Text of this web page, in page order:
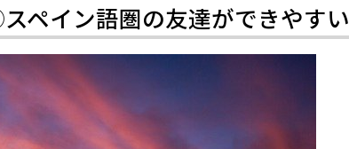
ペイン語圏の友達ができやすい